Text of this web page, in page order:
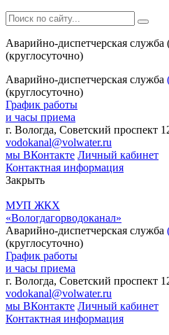
Аварийно-диспетчерская служба
(круглосуточно)
Аварийно-диспетчерская служба
(круглосуточно)
График работы
и часы приема
г. Вологда, Советский проспект
vodokanal@volwater.ru
мы ВКонтакте Личный кабинет
Контактная информация
Закрыть
МУП ЖКХ
«Вологдагорводоканал»
Аварийно-диспетчерская служба
(круглосуточно)
График работы
и часы приема
г. Вологда, Советский проспект
vodokanal@volwater.ru
мы ВКонтакте Личный кабинет
Контактная информация